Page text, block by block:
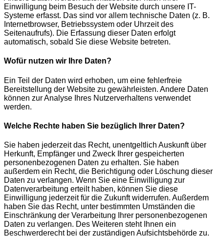
Einwilligung beim Besuch der Website durch unsere IT-
Systeme erfasst. Das sind vor allem technische Daten (z. B.
Internetbrowser, Betriebssystem oder Uhrzeit des
Seitenaufrufs). Die Erfassung dieser Daten erfolgt
automatisch, sobald Sie diese Website betreten.
Wofür nutzen wir Ihre Daten?
Ein Teil der Daten wird erhoben, um eine fehlerfreie
Bereitstellung der Website zu gewährleisten. Andere Daten
können zur Analyse Ihres Nutzerverhaltens verwendet
werden.
Welche Rechte haben Sie bezüglich Ihrer Daten?
Sie haben jederzeit das Recht, unentgeltlich Auskunft über
Herkunft, Empfänger und Zweck Ihrer gespeicherten
personenbezogenen Daten zu erhalten. Sie haben
außerdem ein Recht, die Berichtigung oder Löschung dieser
Daten zu verlangen. Wenn Sie eine Einwilligung zur
Datenverarbeitung erteilt haben, können Sie diese
Einwilligung jederzeit für die Zukunft widerrufen. Außerdem
haben Sie das Recht, unter bestimmten Umständen die
Einschränkung der Verarbeitung Ihrer personenbezogenen
Daten zu verlangen. Des Weiteren steht Ihnen ein
Beschwerderecht bei der zuständigen Aufsichtsbehörde zu.